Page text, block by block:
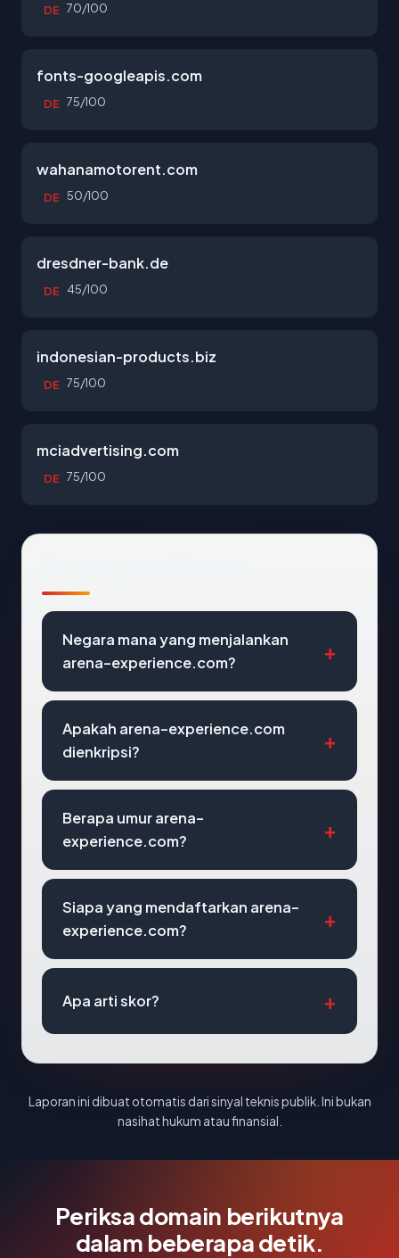
DE 70/100
fonts-googleapis.com
DE 75/100
wahanamotorent.com
DE 50/100
dresdner-bank.de
DE 45/100
indonesian-products.biz
DE 75/100
mciadvertising.com
DE 75/100
Negara mana yang menjalankan
arena-experience.com?
Apakah arena-experience.com
dienkripsi?
Berapa umur arena-
experience.com?
Siapa yang mendaftarkan arena-
experience.com?
Apa arti skor?
Laporan ini dibuat otomatis dari sinyal teknis publik. Ini bukan
nasihat hukum atau finansial.
Periksa domain berikutnya
dalam beberapa detik.